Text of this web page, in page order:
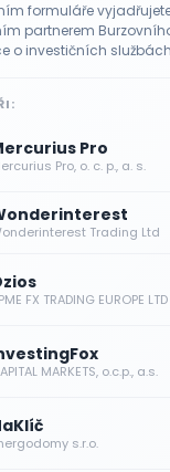
formuláře
partnerem
o investičních
Pro
Pro, o. c. p., a. s.
Trading Ltd
FX TRADING EUROPE LTD
MARKETS, o.c.p., a.s.
s.r.o.